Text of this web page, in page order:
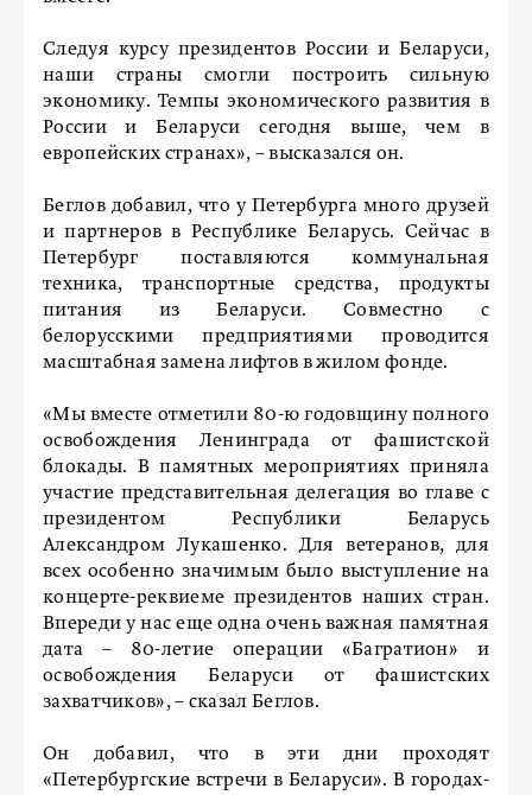
Следуя курсу президентов России и Беларуси,
наши страны смогли построить сильную
экономику. Темпы экономического развития в
России и Беларуси сегодня выше, чем в
европейских странах», – высказался он.
Беглов добавил, что у Петербурга много друзей
и партнеров в Республике Беларусь. Сейчас в
Петербург поставляются коммунальная
техника, транспортные средства, продукты
питания из Беларуси. Совместно с
белорусскими предприятиями проводится
масштабная замена лифтов в жилом фонде.
«Мы вместе отметили 80-ю годовщину полного
освобождения Ленинграда от фашистской
блокады. В памятных мероприятиях приняла
участие представительная делегация во главе с
президентом Республики Беларусь
Александром Лукашенко. Для ветеранов, для
всех особенно значимым было выступление на
концерте-реквиеме президентов наших стран.
Впереди у нас еще одна очень важная памятная
дата – 80-летие операции «Багратион» и
освобождения Беларуси от фашистских
захватчиков», – сказал Беглов.
Он добавил, что в эти дни проходят
«Петербургские встречи в Беларуси». В городах-